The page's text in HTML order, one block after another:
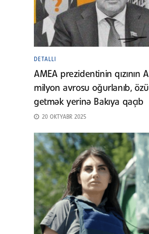
DETALLI
AMEA prezidentinin qızının
milyon avrosu oğurlanıb,
getmək yerinə Bakıya qaçıb
20 OKTYABR 2025